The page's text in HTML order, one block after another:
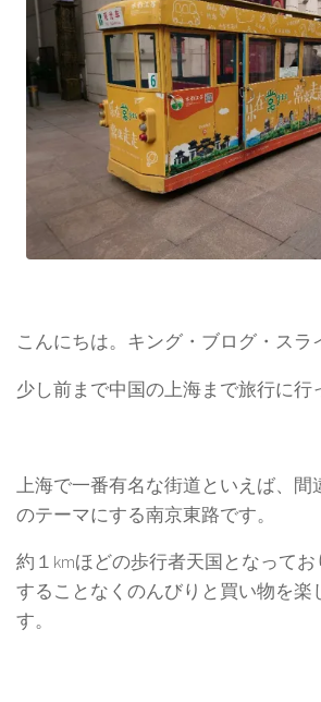
こんにちは。キング・ブログ・スラ
少し前まで中国の上海まで旅行に行
上海で一番有名な街道といえば、間
のテーマにする南京東路です。
約１kmほどの歩行者天国となって
することなくのんびりと買い物を楽
す。